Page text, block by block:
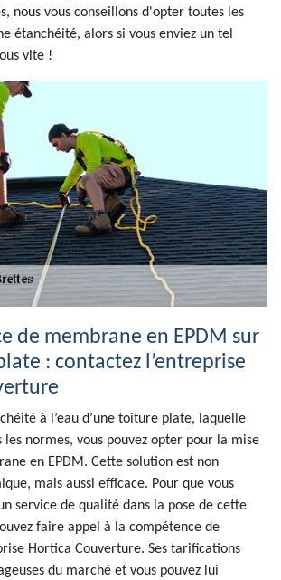
nous vous conseillons d'opter toutes les
étanchéité, alors si vous enviez un tel
vite !
de membrane en EPDM sur
: contactez l’entreprise
à l’eau d’une toiture plate, laquelle
normes, vous pouvez opter pour la mise
en EPDM. Cette solution est non
mais aussi efficace. Pour que vous
service de qualité dans la pose de cette
faire appel à la compétence de
Hortica Couverture. Ses tarifications
du marché et vous pouvez lui